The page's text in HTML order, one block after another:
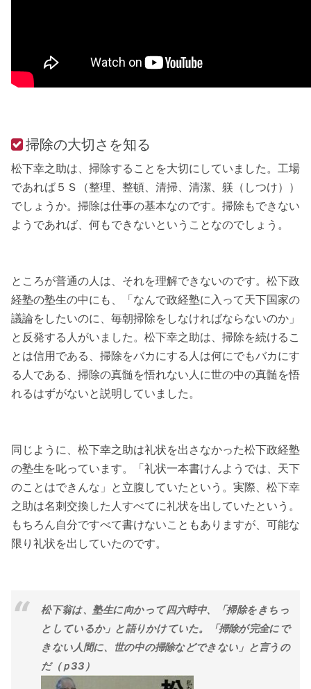
掃除の大切さを知る
松下幸之助は、掃除することを大切にしていました。工場
であれば５Ｓ（整理、整頓、清掃、清潔、躾（しつけ））
でしょうか。掃除は仕事の基本なのです。掃除もできない
ようであれば、何もできないということなのでしょう。
ところが普通の人は、それを理解できないのです。松下政
経塾の塾生の中にも、「なんで政経塾に入って天下国家の
議論をしたいのに、毎朝掃除をしなければならないのか」
と反発する人がいました。松下幸之助は、掃除を続けるこ
とは信用である、掃除をバカにする人は何にでもバカにす
る人である、掃除の真髄を悟れない人に世の中の真髄を悟
れるはずがないと説明していました。
同じように、松下幸之助は礼状を出さなかった松下政経塾
の塾生を叱っています。「礼状一本書けんようでは、天下
のことはできんな」と立腹していたという。実際、松下幸
之助は名刺交換した人すべてに礼状を出していたという。
もちろん自分ですべて書けないこともありますが、可能な
限り礼状を出していたのです。
松下翁は、塾生に向かって四六時中、「掃除をきちっ
としているか」と語りかけていた。「掃除が完全にで
きない人間に、世の中の掃除などできない」と言うの
だ（ｐ33）